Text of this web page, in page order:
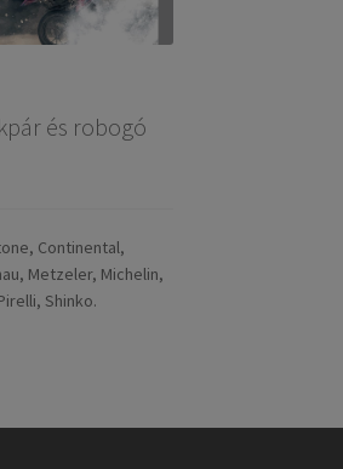
és robogó
Continental,
Metzeler, Michelin,
Shinko.